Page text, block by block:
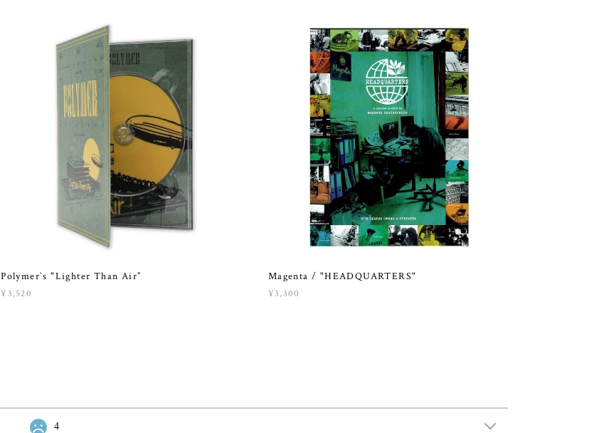
Polymer`s "Lighter Than Air”
¥3,520
Magenta / "HEADQUARTERS"
¥3,300
4